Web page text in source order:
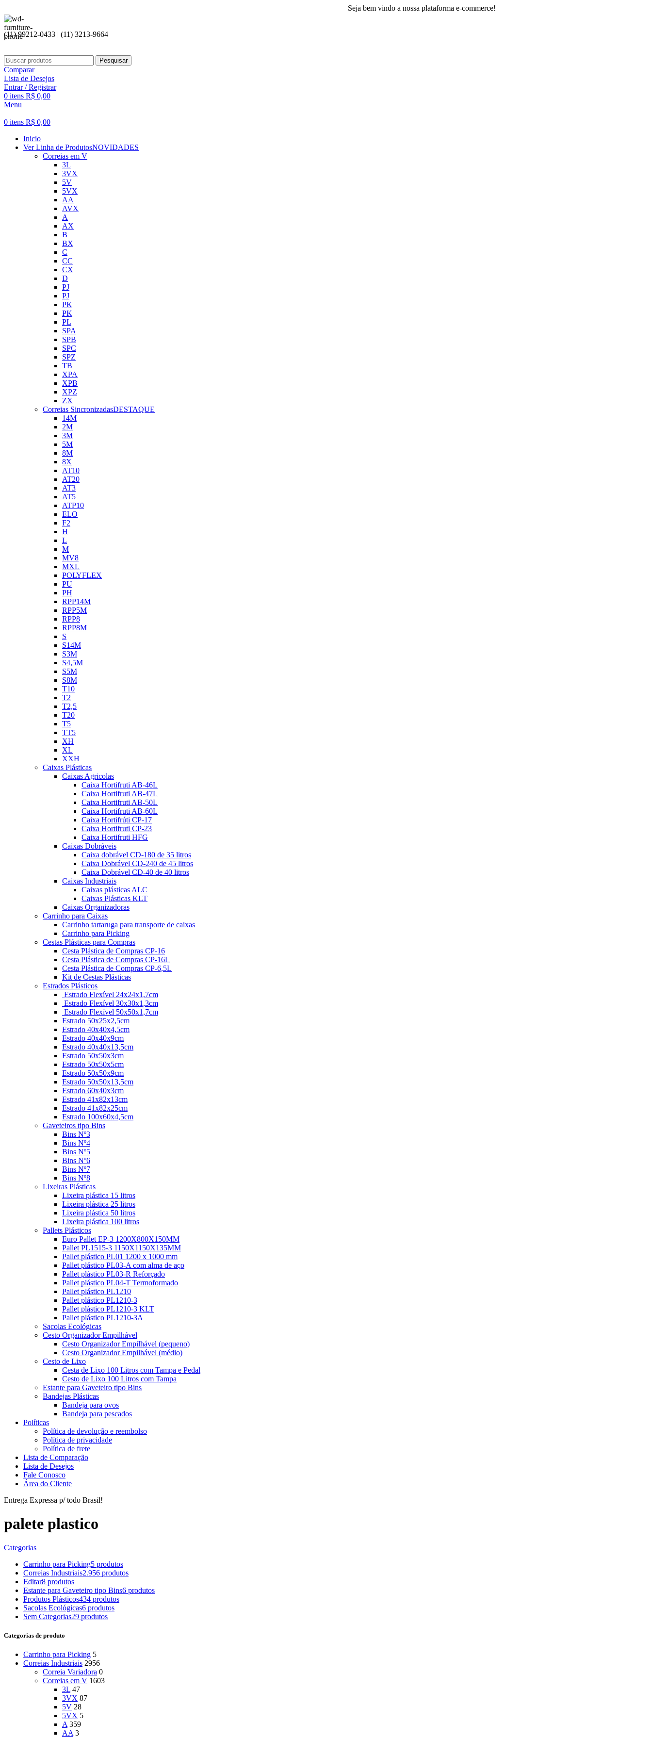
Seja bem vindo a nossa plataforma e-commerce!
(11) 99212-0433 | (11) 3213-9664
Pesquisar
Comparar
Lista de Desejos
Entrar / Registrar
0 itens R$ 0,00
Menu
0 itens R$ 0,00
Inicio
Ver Linha de ProdutosNOVIDADES
Correias em V
3L
3VX
5V
5VX
AA
AVX
A
AX
B
BX
C
CC
CX
D
PJ
PJ
PK
PK
PL
SPA
SPB
SPC
SPZ
TB
XPA
XPB
XPZ
ZX
Correias SincronizadasDESTAQUE
14M
2M
3M
5M
8M
8X
AT10
AT20
AT3
AT5
ATP10
ELO
F2
H
L
M
MV8
MXL
POLYFLEX
PU
PH
RPP14M
RPP5M
RPP8
RPP8M
S
S14M
S3M
S4,5M
S5M
S8M
T10
T2
T2,5
T20
T5
TT5
XH
XL
XXH
Caixas Plásticas
Caixas Agricolas
Caixa Hortifruti AB-46L
Caixa Hortifruti AB-47L
Caixa Hortifruti AB-50L
Caixa Hortifruti AB-60L
Caixa Hortifrúti CP-17
Caixa Hortifruti CP-23
Caixa Hortifruti HFG
Caixas Dobráveis
Caixa dobrável CD-180 de 35 litros
Caixa Dobrável CD-240 de 45 litros
Caixa Dobrável CD-40 de 40 litros
Caixas Industriais
Caixas plásticas ALC
Caixas Plásticas KLT
Caixas Organizadoras
Carrinho para Caixas
Carrinho tartaruga para transporte de caixas
Carrinho para Picking
Cestas Plásticas para Compras
Cesta Plástica de Compras CP-16
Cesta Plástica de Compras CP-16L
Cesta Plástica de Compras CP-6,5L
Kit de Cestas Plásticas
Estrados Plásticos
Estrado Flexível 24x24x1,7cm
Estrado Flexível 30x30x1,3cm
Estrado Flexível 50x50x1,7cm
Estrado 50x25x2,5cm
Estrado 40x40x4,5cm
Estrado 40x40x9cm
Estrado 40x40x13,5cm
Estrado 50x50x3cm
Estrado 50x50x5cm
Estrado 50x50x9cm
Estrado 50x50x13,5cm
Estrado 60x40x3cm
Estrado 41x82x13cm
Estrado 41x82x25cm
Estrado 100x60x4,5cm
Gaveteiros tipo Bins
Bins Nº3
Bins Nº4
Bins Nº5
Bins Nº6
Bins Nº7
Bins Nº8
Lixeiras Plásticas
Lixeira plástica 15 litros
Lixeira plástica 25 litros
Lixeira plástica 50 litros
Lixeira plástica 100 litros
Pallets Plásticos
Euro Pallet EP-3 1200X800X150MM
Pallet PL1515-3 1150X1150X135MM
Pallet plástico PL01 1200 x 1000 mm
Pallet plástico PL03-A com alma de aço
Pallet plástico PL03-R Reforçado
Pallet plástico PL04-T Termoformado
Pallet plástico PL1210
Pallet plástico PL1210-3
Pallet plástico PL1210-3 KLT
Pallet plástico PL1210-3A
Sacolas Ecológicas
Cesto Organizador Empilhável
Cesto Organizador Empilhável (pequeno)
Cesto Organizador Empilhável (médio)
Cesto de Lixo
Cesta de Lixo 100 Litros com Tampa e Pedal
Cesto de Lixo 100 Litros com Tampa
Estante para Gaveteiro tipo Bins
Bandejas Plásticas
Bandeja para ovos
Bandeja para pescados
Políticas
Política de devolução e reembolso
Política de privacidade
Política de frete
Lista de Comparação
Lista de Desejos
Fale Conosco
Área do Cliente
Entrega Expressa p/ todo Brasil!
palete plastico
Categorias
Carrinho para Picking5 produtos
Correias Industriais2.956 produtos
Editar8 produtos
Estante para Gaveteiro tipo Bins6 produtos
Produtos Plásticos434 produtos
Sacolas Ecológicas6 produtos
Sem Categorias29 produtos
Categorias de produto
Carrinho para Picking 5
Correias Industriais 2956
Correia Variadora 0
Correias em V 1603
3L 47
3VX 87
5V 28
5VX 5
A 359
AA 3